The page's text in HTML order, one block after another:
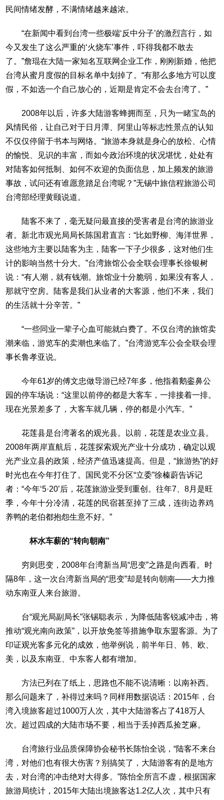
民间情绪发酵，不满情绪越来越浓。
“在新闻中看到台湾一些极端‘反中分子’的激烈言行，如
今又发生了这么严重的‘火烧车’事件，吓得我都不敢去
了。”詹琨在大陆一家知名互联网企业工作，刚刚新婚，他把
台湾从蜜月度假的目标名单中划掉了。“有那么多地方可以度
假，不如选一个自己放心的，近期是肯定不会去台湾了。”
2008年以后，许多大陆游客蜂拥而至，只为一睹宝岛的
风情民俗，让自己对于日月潭、阿里山等标志性景点的认知
不仅仅停留于书本与网络。“旅游本身就是身心的放松、心情
的愉悦、见识的丰富，而如今政治环境的状况堪忧，处处有
对陆客如何抵制、如何不欢迎的负面信息，加上频发的旅游
事故，试问还有谁愿意踏足台湾呢？”无锡中旅信程旅游公司
台湾部经理黄颐说道。
陆客不来了，毫无疑问最直接的受害者是台湾的旅游业
者。新北市观光局局长陈国君直言：“比如野柳、海洋世界，
这些地方主要以陆客为主，陆客一下子少很多，这对他们生
计的影响当然十分大。”台湾旅馆公会全联会理事长徐银树
说：“有人潮，就有钱潮。旅馆业十分脆弱，如果没有客人，
那就守空房。陆客是我们从业者的大客源，他们不来，我们
的生活就十分辛苦。”
“一些同业一辈子心血可能就白费了。不仅台湾的旅馆卖
潮来临，游览车的卖潮也来临了。”台湾游览车公会全联会理
事长鲁孝亚说。
今年61岁的傅文忠做导游已经7年多，他指着鹅銮鼻公
园的停车场说：“这里以前停的都是大客车，一排接着一排。
现在光景差多了，大客车就几辆，停的都是小汽车。”
花莲县是台湾著名的观光县。以前，花莲是农业立县。
2008年两岸直航后，花莲探索观光产业十分成功，确定以观
光产业立县的政策，经济产值迅速提高。但是，“旅游热”的好
时光也在今年打住了。国民党不分区“立委”徐榛蔚告诉记
者：“今年‘5·20’后，花莲旅游业受到重创。往年7、8月是旺
季，今年十分冷清，花莲的民宿甚至掉了三成，连街边养鸡
养鸭的老伯都抱怨生意不好。”
杯水车薪的“转向朝南”
穷则思变，2008年台湾新当局“思变”之路是向西看。时
隔8年，这一次台湾新当局的“思变”却是转向朝南——大力推
动东南亚人来台旅游。
台“观光局副局长”张锡聪表示，为降低陆客锐减冲击，将
推动“观光南向政策”，以开放免签等措施争取东盟客源。为了
印证观光客多元化的成效，他举例说，前半年日、韩、欧、
美，以及东南亚、中东客人都有增加。
方法已列在了纸上，思路也不能不说清晰：以南补西。
那么问题来了，补得过来吗？同样用数据说话：2015年，台
湾入境旅客超过1000万人次，其中大陆游客占了418万人
次。超过四成的大陆市场不要，相当于丢掉西瓜捡芝麻。
台湾旅行业品质保障协会秘书长陈怡全说，“陆客不来台
湾，对他们也有很大伤害？别搞笑了，大陆游客有的是地方
去，对台湾的冲击绝对大得多。”陈怡全所言不虚，根据国家
旅游局统计，2015年大陆出境旅客达1.2亿人次，其中只有